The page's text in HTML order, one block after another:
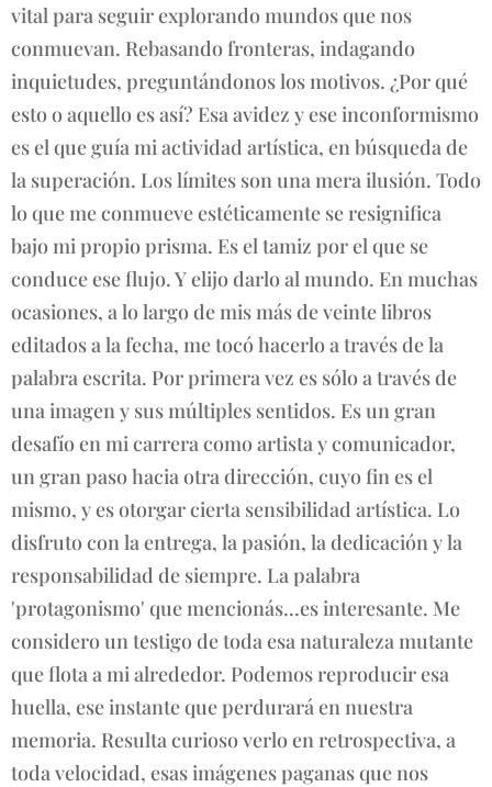
vital para seguir explorando mundos que nos
conmuevan. Rebasando fronteras, indagando
inquietudes, preguntándonos los motivos. ¿Por qué
esto o aquello es así? Esa avidez y ese inconformismo
es el que guía mi actividad artística, en búsqueda de
la superación. Los límites son una mera ilusión. Todo
lo que me conmueve estéticamente se resignifica
bajo mi propio prisma. Es el tamiz por el que se
conduce ese flujo. Y elijo darlo al mundo. En muchas
ocasiones, a lo largo de mis más de veinte libros
editados a la fecha, me tocó hacerlo a través de la
palabra escrita. Por primera vez es sólo a través de
una imagen y sus múltiples sentidos. Es un gran
desafío en mi carrera como artista y comunicador,
un gran paso hacia otra dirección, cuyo fin es el
mismo, y es otorgar cierta sensibilidad artística. Lo
disfruto con la entrega, la pasión, la dedicación y la
responsabilidad de siempre. La palabra
'protagonismo' que mencionás...es interesante. Me
considero un testigo de toda esa naturaleza mutante
que flota a mi alrededor. Podemos reproducir esa
huella, ese instante que perdurará en nuestra
memoria. Resulta curioso verlo en retrospectiva, a
toda velocidad, esas imágenes paganas que nos